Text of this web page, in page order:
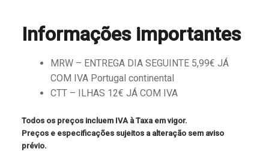
Informações importantes
MRW – ENTREGA DIA SEGUINTE 5,99€ JÁ
COM IVA Portugal continental
CTT – ILHAS 12€ JÁ COM IVA
Todos os preços incluem IVA à Taxa em vigor.
Preços e especificações sujeitos a alteração sem aviso
prévio.